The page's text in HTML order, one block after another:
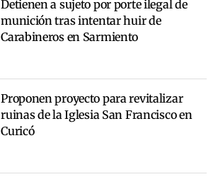
Detienen a sujeto por porte ilegal de
munición tras intentar huir de
Carabineros en Sarmiento
Proponen proyecto para revitalizar
ruinas de la Iglesia San Francisco en
Curicó